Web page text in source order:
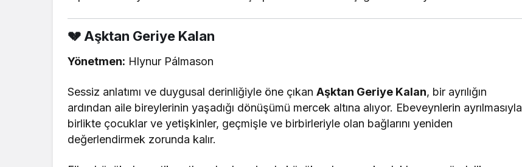
💔 Aşktan Geriye Kalan
Yönetmen: Hlynur Pálmason
Sessiz anlatımı ve duygusal derinliğiyle öne çıkanAşktan Geriye Kalan, bir ayrılığın
ardından aile bireylerinin yaşadığı dönüşümü mercek altına alıyor. Ebeveynlerin ayrılmasıyla
birlikte çocuklar ve yetişkinler, geçmişle ve birbirleriyle olan bağlarını yeniden
değerlendirmek zorunda kalır.